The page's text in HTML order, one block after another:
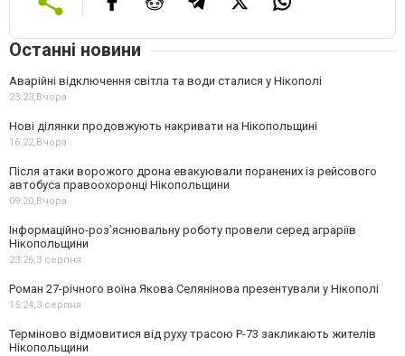
Останні новини
Аварійні відключення світла та води сталися у Нікополі
23:23,Вчора
Нові ділянки продовжують накривати на Нікопольщині
16:22,Вчора
Після атаки ворожого дрона евакуювали поранених із рейсового
автобуса правоохоронці Нікопольщини
09:20,Вчора
Інформаційно-роз’яснювальну роботу провели серед аграріїв
Нікопольщини
23:26,3 серпня
Роман 27-річного воїна Якова Селянінова презентували у Нікополі
15:24,3 серпня
Терміново відмовитися від руху трасою Р-73 закликають жителів
Нікопольщини